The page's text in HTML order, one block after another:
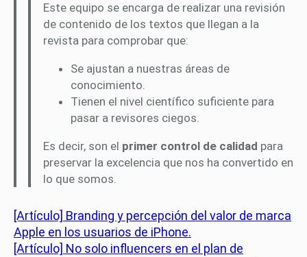
Este equipo se encarga de realizar una revisión
de contenido de los textos que llegan a la
revista para comprobar que:
Se ajustan a nuestras áreas de
conocimiento.
Tienen el nivel científico suficiente para
pasar a revisores ciegos.
Es decir, son el primer control de calidad para
preservar la excelencia que nos ha convertido en
lo que somos.
[Artículo] Branding y percepción del valor de marca
Apple en los usuarios de iPhone.
[Artículo] No solo influencers en el plan de